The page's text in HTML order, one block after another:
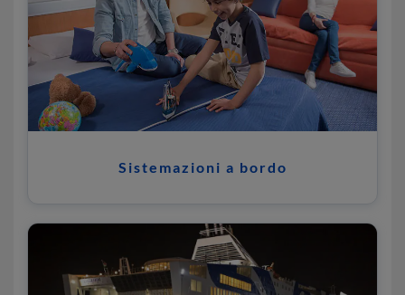
Sistemazioni a bordo